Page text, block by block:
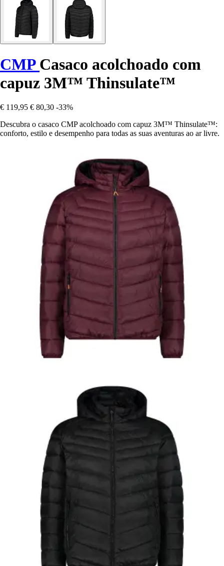
CMP Casaco acolchoado com
capuz 3M™ Thinsulate™
€ 119,95 € 80,30 -33%
Descubra o casaco CMP acolchoado com capuz 3M™ Thinsulate™:
conforto, estilo e desempenho para todas as suas aventuras ao ar livre.